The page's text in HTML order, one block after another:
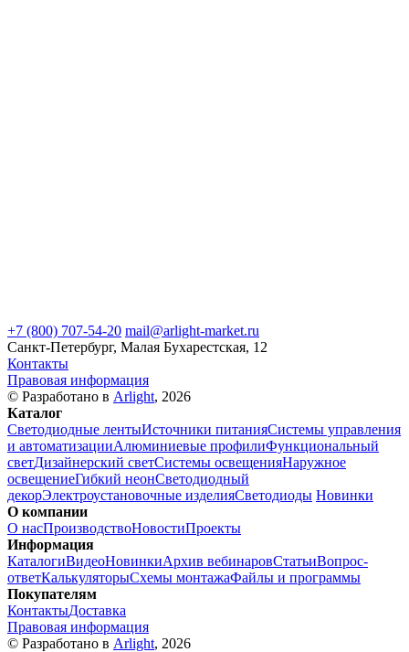
+7 (800) 707-54-20 mail@arlight-market.ru
Санкт-Петербург, Малая Бухарестская, 12
Контакты
Правовая информация
© Разработано в Arlight, 2026
Каталог
Светодиодные лентыИсточники питанияСистемы управления
и автоматизацииАлюминиевые профилиФункциональный
светДизайнерский светСистемы освещенияНаружное
освещениеГибкий неонСветодиодный
декорЭлектроустановочные изделияСветодиоды Новинки
О компании
О насПроизводствоНовостиПроекты
Информация
КаталогиВидеоНовинкиАрхив вебинаровСтатьиВопрос-
ответКалькуляторыСхемы монтажаФайлы и программы
Покупателям
КонтактыДоставка
Правовая информация
© Разработано в Arlight, 2026